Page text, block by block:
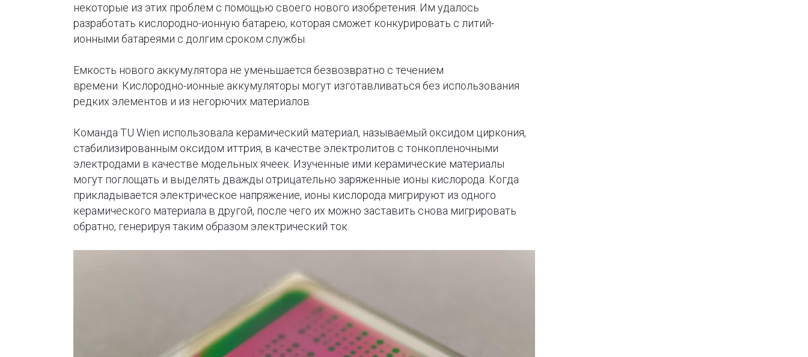
некоторые из этих проблем с помощью своего нового изобретения. Им удалось
разработать кислородно-ионную батарею, которая сможет конкурировать с литий-
ионными батареями с долгим сроком службы.
Емкость нового аккумулятора не уменьшается безвозвратно с течением
времени. Кислородно-ионные аккумуляторы могут изготавливаться без использования
редких элементов и из негорючих материалов.
Команда TU Wien использовала керамический материал, называемый оксидом циркония,
стабилизированным оксидом иттрия, в качестве электролитов с тонкопленочными
электродами в качестве модельных ячеек. Изученные ими керамические материалы
могут поглощать и выделять дважды отрицательно заряженные ионы кислорода. Когда
прикладывается электрическое напряжение, ионы кислорода мигрируют из одного
керамического материала в другой, после чего их можно заставить снова мигрировать
обратно, генерируя таким образом электрический ток.